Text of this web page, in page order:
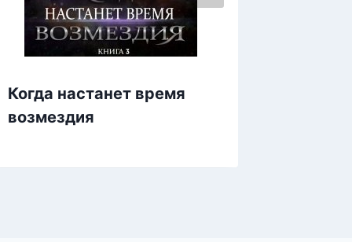
Когда настанет время
возмездия